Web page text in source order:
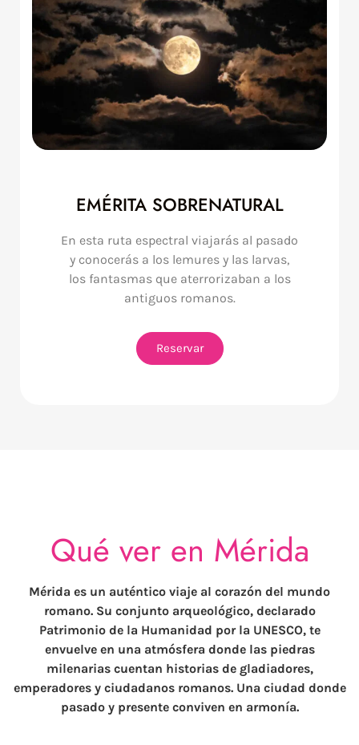
EMÉRITA SOBRENATURAL
En esta ruta espectral viajarás al pasado
y conocerás a los lemures y las larvas,
los fantasmas que aterrorizaban a los
antiguos romanos.
Reservar
Qué ver en Mérida
Mérida es un auténtico viaje al corazón del mundo
romano. Su conjunto arqueológico, declarado
Patrimonio de la Humanidad por la UNESCO, te
envuelve en una atmósfera donde las piedras
milenarias cuentan historias de gladiadores,
emperadores y ciudadanos romanos. Una ciudad donde
pasado y presente conviven en armonía.